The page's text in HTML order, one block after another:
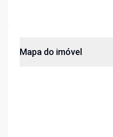
Mapa do imóvel